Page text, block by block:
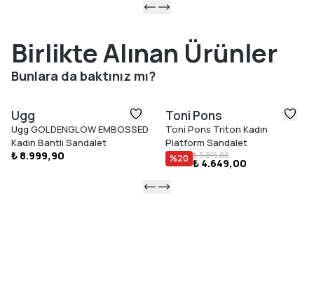
Birlikte Alınan Ürünler
Bunlara da baktınız mı?
Ugg
Ugg GOLDENGLOW EMBOSSED
Kadın Bantlı Sandalet
₺ 8.999,90
Toni Pons
Toni Pons Triton Kadın
Platform Sandalet
%20 ₺ 5.815,00
₺ 4.649,00